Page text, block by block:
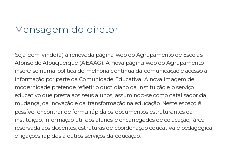
Mensagem do diretor
Seja bem-vindo(a) à renovada página web do Agrupamento de Escolas
Afonso de Albuquerque (AEAAG). A nova página web do Agrupamento
insere-se numa política de melhoria contínua da comunicação e acesso à
informação por parte da Comunidade Educativa. A nova imagem de
modernidade pretende refletir o quotidiano da instituição e o serviço
educativo que presta aos seus alunos, assumindo-se como catalisador da
mudança, da inovação e da transformação na educação. Neste espaço é
possível encontrar de forma rápida os documentos estruturantes da
instituição, informação útil aos alunos e encarregados de educação, área
reservada aos docentes, estruturas de coordenação educativa e pedagógica
e ligações rápidas a outros serviços da educação.